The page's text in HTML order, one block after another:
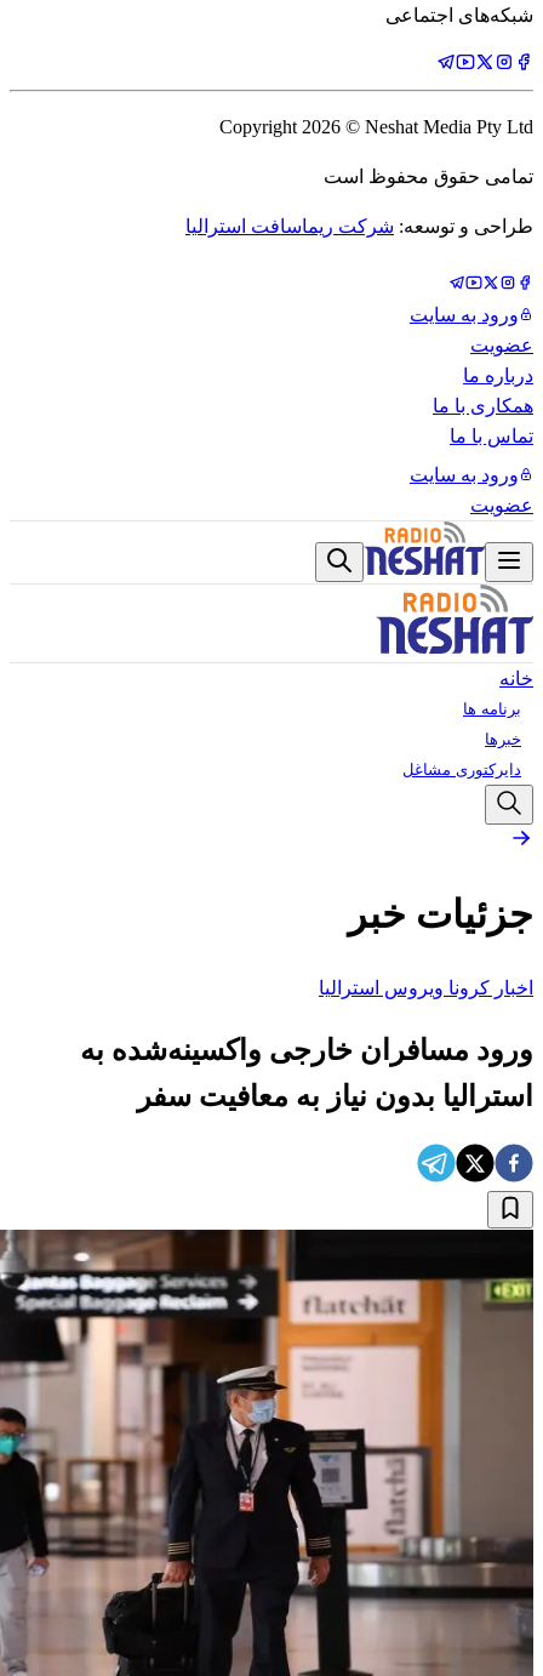
شبکه‌های اجتماعی
Copyright 2026 © Neshat Media Pty Ltd
تمامی حقوق محفوظ است
طراحی و توسعه: شرکت ریماسافت استرالیا
ورود به سایت
عضویت
درباره ما
همکاری با ما
تماس با ما
ورود به سایت
عضویت
خانه
برنامه ها
خبرها
دایرکتوری مشاغل
جزئیات خبر
اخبار کرونا ویروس استرالیا
ورود مسافران خارجی واکسینه‌شده به
استرالیا بدون نیاز به معافیت سفر